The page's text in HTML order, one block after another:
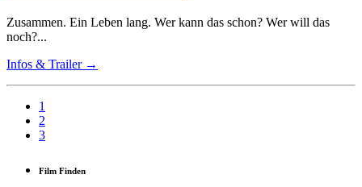
Zusammen. Ein Leben lang. Wer kann das schon? Wer will das
noch?...
Infos & Trailer →
1
2
3
Film Finden